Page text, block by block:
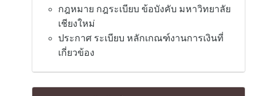
กฎหมาย กฎระเบียบ ข้อบังคับ มหาวิทยาลัย
เชียงใหม่
ประกาศ ระเบียบ หลักเกณฑ์งานการเงินที่
เกี่ยวข้อง